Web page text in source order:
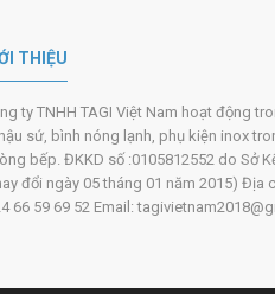
THIỆU
ty TNHH TAGI Việt Nam hoạt động
sứ, bình nóng lạnh, phụ kiện inox
bếp. ĐKKD số :0105812552 do Sở
đổi ngày 05 tháng 01 năm 2015) Địa
66 59 69 52 Email: